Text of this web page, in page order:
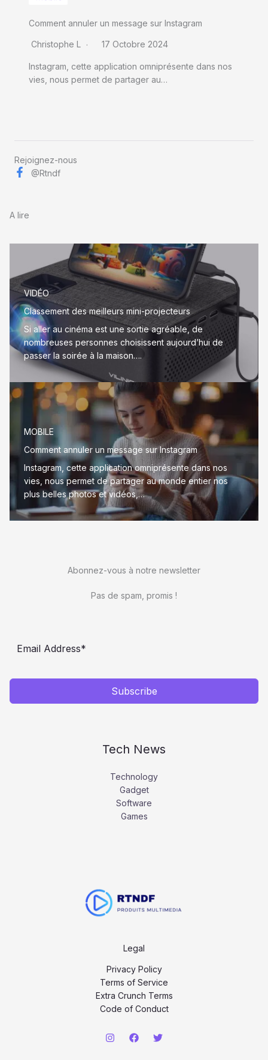
Comment annuler un message sur Instagram
Christophe L 17 Octobre 2024
Instagram, cette application omniprésente dans nos
vies, nous permet de partager au…
Rejoignez-nous
@Rtndf
A lire
VIDÉO
Classement des meilleurs mini-projecteurs
Si aller au cinéma est une sortie agréable, de
nombreuses personnes choisissent aujourd’hui de
passer la soirée à la maison….
MOBILE
Comment annuler un message sur Instagram
Instagram, cette application omniprésente dans nos
vies, nous permet de partager au monde entier nos
plus belles photos et vidéos,…
Abonnez-vous à notre newsletter
Pas de spam, promis !
Subscribe
Tech News
Technology
Gadget
Software
Games
Legal
Privacy Policy
Terms of Service
Extra Crunch Terms
Code of Conduct